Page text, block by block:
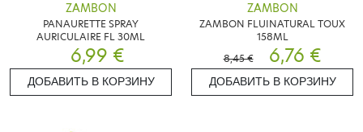
ZAMBON
PANAURETTE SPRAY
AURICULAIRE FL 30ML
6,99 €
ДОБАВИТЬ В КОРЗИНУ
ZAMBON
ZAMBON FLUINATURAL TOUX
158ML
8,45 €
6,76 €
ДОБАВИТЬ В КОРЗИНУ